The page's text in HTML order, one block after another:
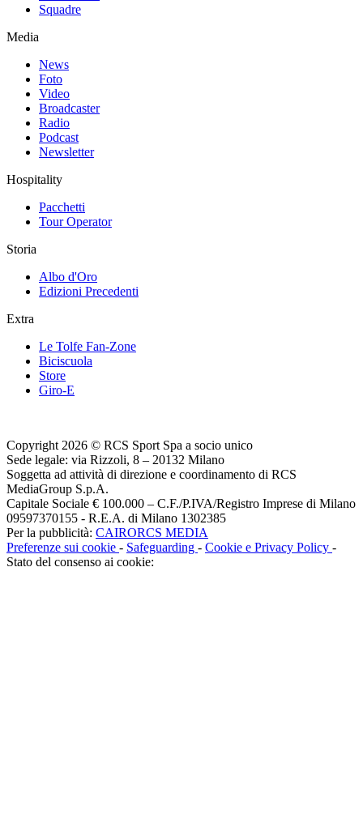
Squadre
Media
News
Foto
Video
Broadcaster
Radio
Podcast
Newsletter
Hospitality
Pacchetti
Tour Operator
Storia
Albo d'Oro
Edizioni Precedenti
Extra
Le Tolfe Fan-Zone
Biciscuola
Store
Giro-E
Copyright 2026 © RCS Sport Spa a socio unico
Sede legale: via Rizzoli, 8 – 20132 Milano
Soggetta ad attività di direzione e coordinamento di RCS
MediaGroup S.p.A.
Capitale Sociale € 100.000 – C.F./P.IVA/Registro Imprese di Milano
09597370155 - R.E.A. di Milano 1302385
Per la pubblicità: CAIRORCS MEDIA
Preferenze sui cookie - Safeguarding - Cookie e Privacy Policy -
Stato del consenso ai cookie: